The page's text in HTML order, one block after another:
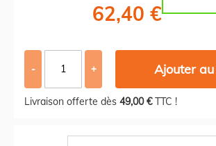
62,40 €
- + Ajouter
Livraison offerte dès 49,00 €TTC !